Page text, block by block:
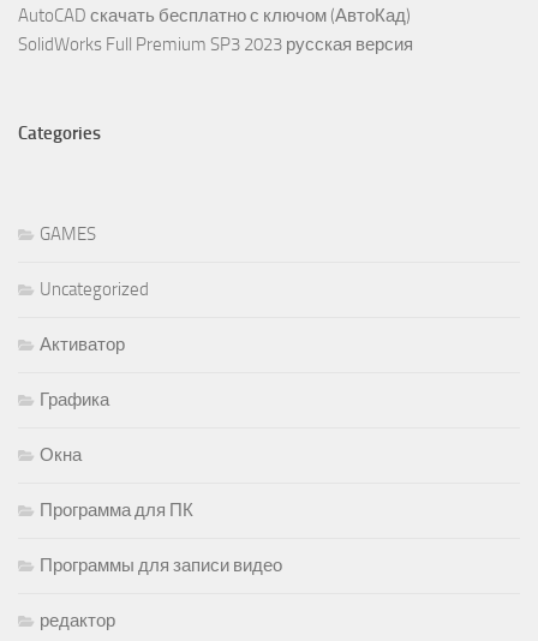
AutoCAD скачать бесплатно с ключом (АвтоКад)
SolidWorks Full Premium SP3 2023 русская версия
Categories
GAMES
Uncategorized
Активатор
Графика
Окна
Программа для ПК
Программы для записи видео
редактор